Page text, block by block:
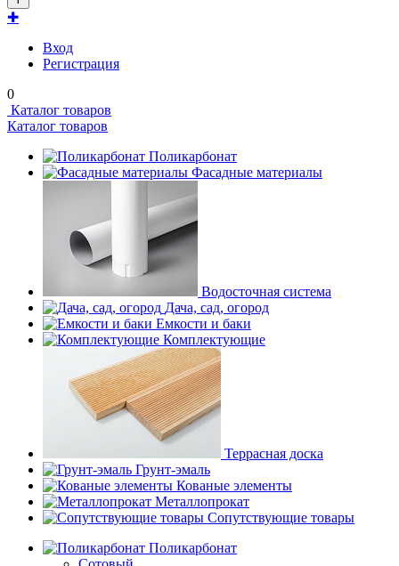
✚
Вход
Регистрация
0
Каталог товаров
Каталог товаров
Поликарбонат
Фасадные материалы
Водосточная система
Дача, сад, огород
Емкости и баки
Комплектующие
Террасная доска
Грунт-эмаль
Кованые элементы
Металлопрокат
Сопутствующие товары
Поликарбонат